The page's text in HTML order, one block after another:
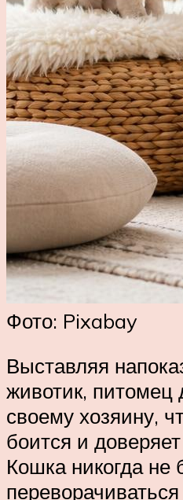
Фото: Pixabay
Выставляя
животик, питомец
своему хозяину,
боится и
Кошка никогда не